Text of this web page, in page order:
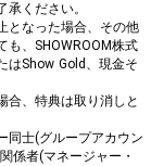
ください。
となった場合、その他
も、SHOWROOM株式
はShow Gold、現金そ
合、特典は取り消しと
同士(グループアカウン
係者(マネージャー・